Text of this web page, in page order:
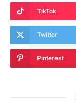
TikTok
Twitter
Pinterest